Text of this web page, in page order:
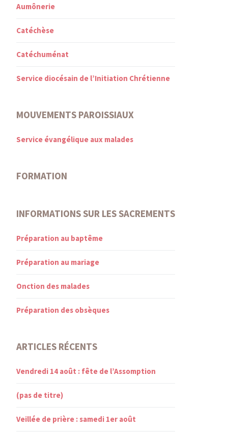
Aumônerie
Catéchèse
Catéchuménat
Service diocésain de l’Initiation Chrétienne
MOUVEMENTS PAROISSIAUX
Service évangélique aux malades
FORMATION
INFORMATIONS SUR LES SACREMENTS
Préparation au baptême
Préparation au mariage
Onction des malades
Préparation des obsèques
ARTICLES RÉCENTS
Vendredi 14 août : fête de l’Assomption
(pas de titre)
Veillée de prière : samedi 1er août